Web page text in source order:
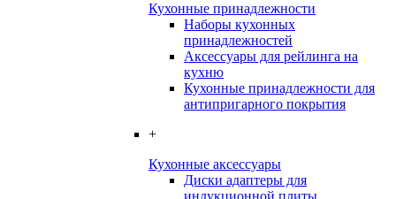
Кухонные принадлежности
Наборы кухонных
принадлежностей
Аксессуары для рейлинга на
кухню
Кухонные принадлежности для
антипригарного покрытия
+
Кухонные аксессуары
Диски адаптеры для
индукционной плиты